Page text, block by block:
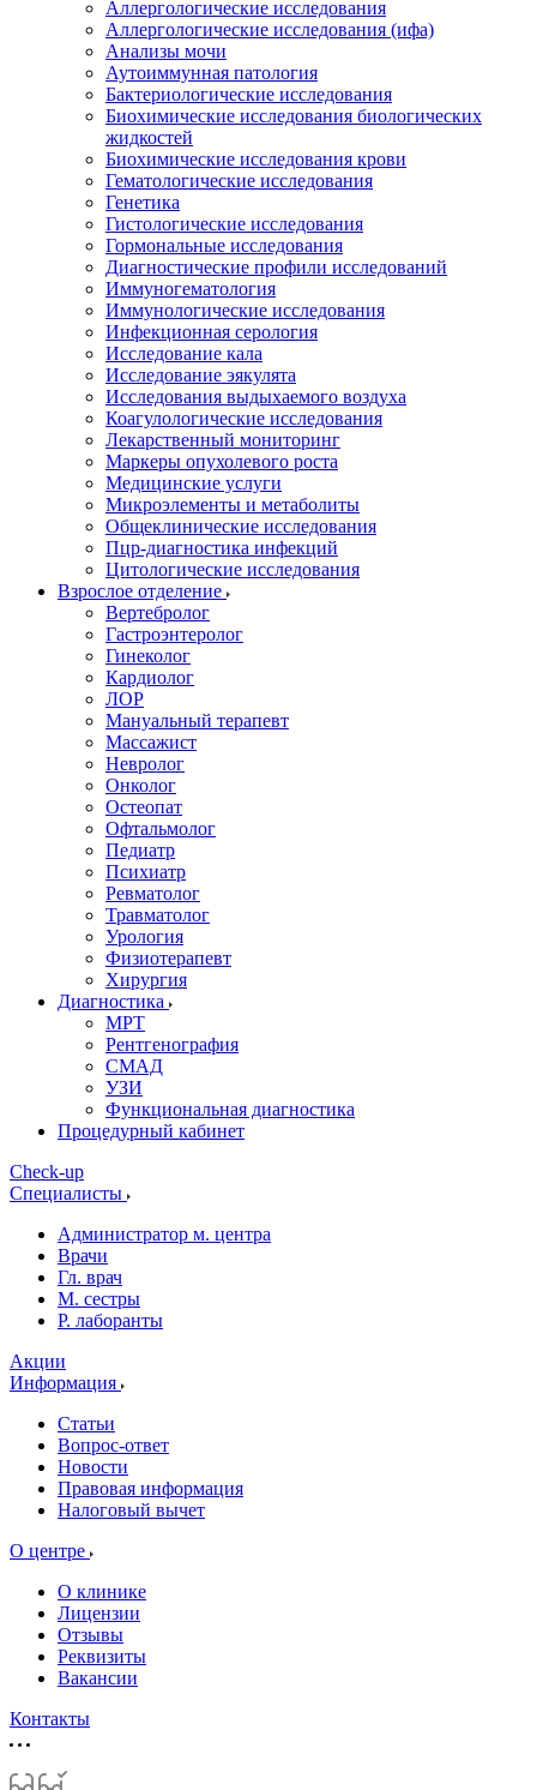
Аллергологические исследования
Аллергологические исследования (ифа)
Анализы мочи
Аутоиммунная патология
Бактериологические исследования
Биохимические исследования биологических
жидкостей
Биохимические исследования крови
Гематологические исследования
Генетика
Гистологические исследования
Гормональные исследования
Диагностические профили исследований
Иммуногематология
Иммунологические исследования
Инфекционная серология
Исследование кала
Исследование эякулята
Исследования выдыхаемого воздуха
Коагулологические исследования
Лекарственный мониторинг
Маркеры опухолевого роста
Медицинские услуги
Микроэлементы и метаболиты
Общеклинические исследования
Пцр-диагностика инфекций
Цитологические исследования
Взрослое отделение
Вертебролог
Гастроэнтеролог
Гинеколог
Кардиолог
ЛОР
Мануальный терапевт
Массажист
Невролог
Онколог
Остеопат
Офтальмолог
Педиатр
Психиатр
Ревматолог
Травматолог
Урология
Физиотерапевт
Хирургия
Диагностика
МРТ
Рентгенография
СМАД
УЗИ
Функциональная диагностика
Процедурный кабинет
Cheсk-up
Специалисты
Администратор м. центра
Врачи
Гл. врач
М. сестры
Р. лаборанты
Акции
Информация
Статьи
Вопрос-ответ
Новости
Правовая информация
Налоговый вычет
О центре
О клинике
Лицензии
Отзывы
Реквизиты
Вакансии
Контакты